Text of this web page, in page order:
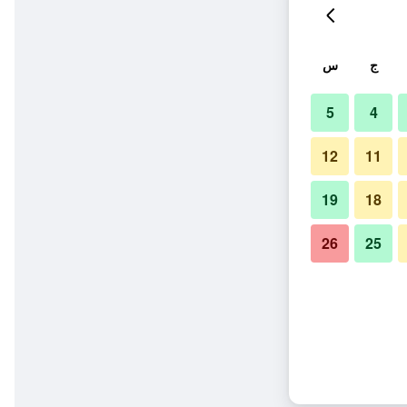
ج س
4
5
11
12
18
19
25
26